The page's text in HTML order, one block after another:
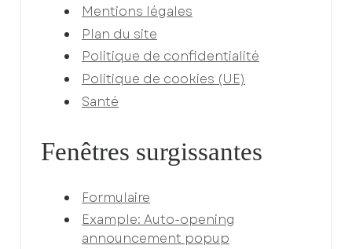
Mentions légales
Plan du site
Politique de confidentialité
Politique de cookies (UE)
Santé
Fenêtres surgissantes
Formulaire
Example: Auto-opening
announcement popup